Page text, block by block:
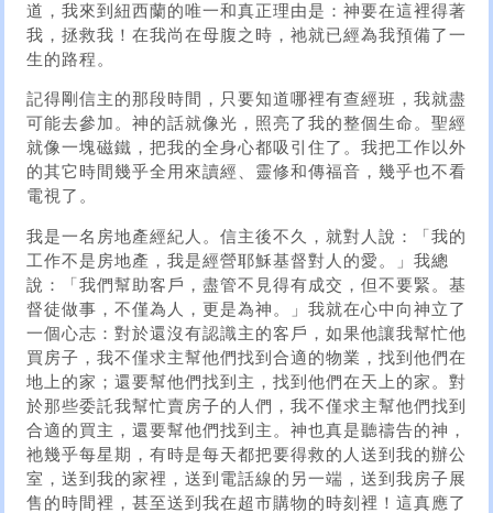
道，我來到紐西蘭的唯一和真正理由是：神要在這裡得著
我，拯救我！在我尚在母腹之時，祂就已經為我預備了一
生的路程。
記得剛信主的那段時間，只要知道哪裡有查經班，我就盡
可能去參加。神的話就像光，照亮了我的整個生命。聖經
就像一塊磁鐵，把我的全身心都吸引住了。我把工作以外
的其它時間幾乎全用來讀經、靈修和傳福音，幾乎也不看
電視了。
我是一名房地產經紀人。信主後不久，就對人說：「我的
工作不是房地產，我是經營耶穌基督對人的愛。」我總
說：「我們幫助客戶，盡管不見得有成交，但不要緊。基
督徒做事，不僅為人，更是為神。」我就在心中向神立了
一個心志：對於還沒有認識主的客戶，如果他讓我幫忙他
買房子，我不僅求主幫他們找到合適的物業，找到他們在
地上的家；還要幫他們找到主，找到他們在天上的家。對
於那些委託我幫忙賣房子的人們，我不僅求主幫他們找到
合適的買主，還要幫他們找到主。神也真是聽禱告的神，
祂幾乎每星期，有時是每天都把要得救的人送到我的辦公
室，送到我的家裡，送到電話線的另一端，送到我房子展
售的時間裡，甚至送到我在超市購物的時刻裡！這真應了